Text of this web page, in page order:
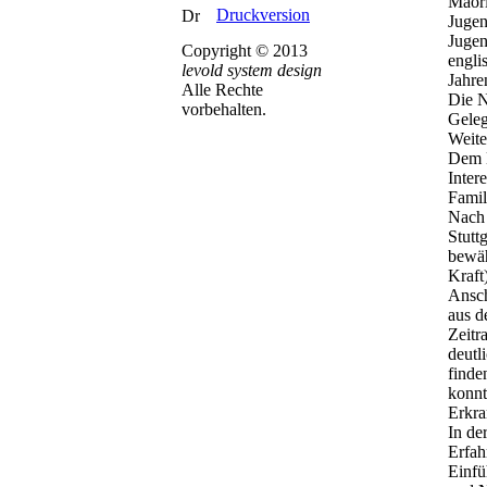
Druckversion
Copyright © 2013
levold system design
Alle Rechte
vorbehalten.
Die
Dem
aus
In